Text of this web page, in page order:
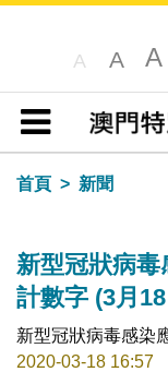
A A A
目錄
首頁
新聞
新型冠狀病
計數字 (3月
新型冠狀病毒感染
2020-03-18 16:57